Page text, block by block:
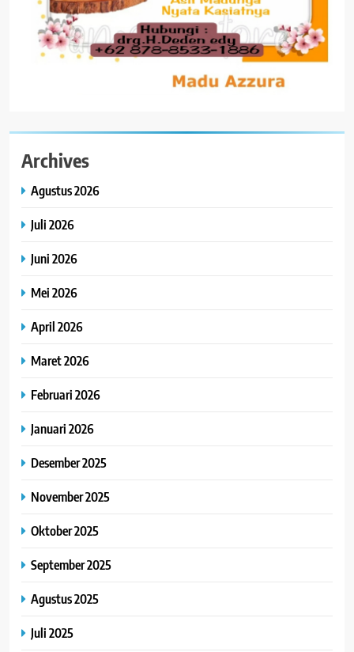
Archives
Agustus 2026
Juli 2026
Juni 2026
Mei 2026
April 2026
Maret 2026
Februari 2026
Januari 2026
Desember 2025
November 2025
Oktober 2025
September 2025
Agustus 2025
Juli 2025